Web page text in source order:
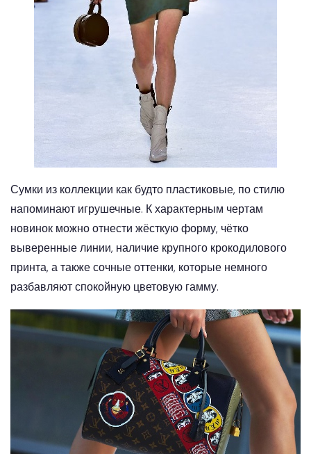
Сумки из коллекции как будто пластиковые, по стилю
напоминают игрушечные. К характерным чертам
новинок можно отнести жёсткую форму, чётко
выверенные линии, наличие крупного крокодилового
принта, а также сочные оттенки, которые немного
разбавляют спокойную цветовую гамму.